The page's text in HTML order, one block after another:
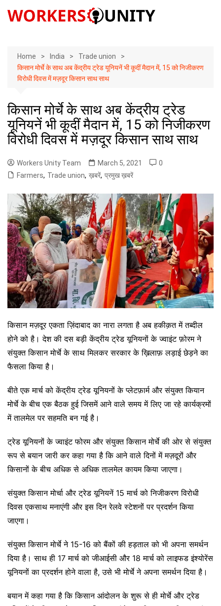
Home India
Trade union
किसान मोर्चे के साथ अब केंद्रीय ट्रेड यूनियनें भी कूदीं मैदान में, 15 को निजीकरण
विरोधी दिवस में मज़दूर किसान साथ साथ
किसान मोर्चे के साथ अब केंद्रीय ट्रेड
यूनियनें भी कूदीं मैदान में, 15 को निजीकरण
विरोधी दिवस में मज़दूर किसान साथ साथ
Workers Unity Team March 5, 2021
0
Farmers, Trade union, ख़बरें, प्रमुख ख़बरें
किसान मज़दूर एकता ज़िंदाबाद का नारा लगता है अब हकीक़त में तब्दील
होने को है। देश की दस बड़ी केंद्रीय ट्रेड यूनियनों के ज्वाइंट फ़ोरम ने
संयुक्त किसान मोर्चे के साथ मिलकर सरकार के ख़िलाफ़ लड़ाई छेड़ने का
फैसला किया है।
बीते एक मार्च को केंद्रीय ट्रेड यूनियनों के प्लेटफ़ार्म और संयुक्त कियान
मोर्चे के बीच एक बैठक हुई जिसमें आने वाले समय में लिए जा रहे कार्यक्रमों
में तालमेल पर सहमति बन गई है।
ट्रेड यूनियनों के ज्वाइंट फोरम और संयुक्त किसान मोर्चे की ओर से संयुक्त
रूप से बयान जारी कर कहा गया है कि आने वाले दिनों में मज़दूरों और
किसानों के बीच अधिक से अधिक तालमेल कायम किया जाएगा।
संयुक्त किसान मोर्चा और ट्रेड यूनियनें 15 मार्च को निजीकरण विरोधी
दिवस एकसाथ मनाएंगी और इस दिन रेलवे स्टेशनों पर प्रदर्शन किया
जाएगा।
संयुक्त किसान मोर्चे ने 15-16 को बैंकों की हड़ताल को भी अपना समर्थन
दिया है। साथ ही 17 मार्च को जीआईसी और 18 मार्च को लाइफड इंश्योरेंस
यूनियनों का प्रदर्शन होने वाला है, उसे भी मोर्चे ने अपना समर्थन दिया है।
बयान में कहा गया है कि किसान आंदोलन के शुरू से ही मोर्चे और ट्रेड